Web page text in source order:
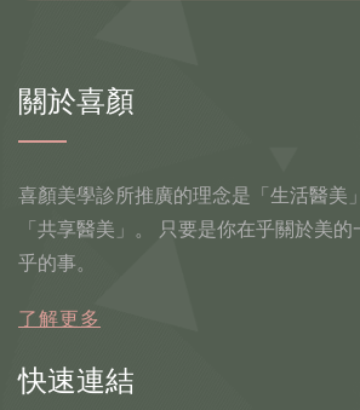
關於喜顏
喜顏美學診所推廣的理念是「生活醫美
「共享醫美」。 只要是你在乎關於美
乎的事。
了解更多
快速連結